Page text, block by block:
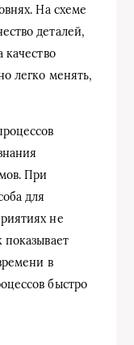
На схеме
деталей,
качество
легко менять,
При
для
не
в
быстро